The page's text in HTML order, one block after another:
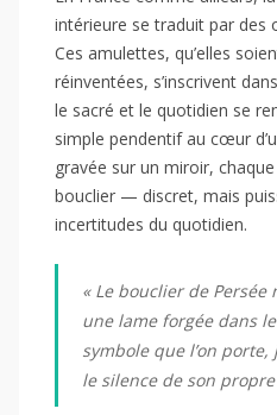
intérieure se traduit par des
Ces amulettes, qu’elles
réinventées, s’inscrivent
le sacré et le quotidien se
simple pendentif au cœur
gravée sur un miroir,
bouclier — discret, mais
incertitudes du quotidien.
« Le bouclier de Persée
une lame forgée dans
symbole que l’on
le silence de son